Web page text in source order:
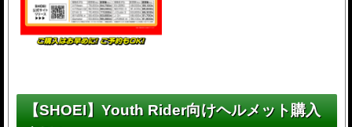
【SHOEI】Youth Rider向けヘルメット購入